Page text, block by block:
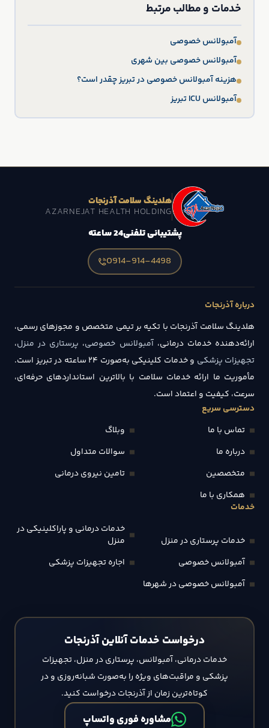
خدمات و مطالب مرتبط
آمبولانس خصوصی
آمبولانس خصوصی بین شهری
هزینه آمبولانس خصوصی در تبریز چقدر است؟
آمبولانس ICU تبریز
هلدینگ سلامت آذرنجات
AZARNEJAT HEALTH HOLDING
پشتیبانی تلفنی24 ساعته
0914-914-4498
درباره آذرنجات
هلدینگ سلامت آذرنجات با تکیه بر تیمی متخصص و مجوزهای رسمی،
ارائه‌دهنده خدمات درمانی،آمبولانس خصوصی، پرستاری در منزل،
تجهیزات پزشکی
و خدمات کلینیکی به‌صورت ۲۴ ساعته در تبریز است.
مأموریت ما ارائه خدمات سلامت با بالاترین استانداردهای حرفه‌ای،
سرعت، کیفیت و اعتماد است.
دسترسی سریع
تماس با ما
وبلاگ
درباره ما
سوالات متداول
متخصصین
تامین نیروی درمانی
همکاری با ما
خدمات
خدمات پرستاری در منزل
خدمات درمانی و پاراکلینیکی در
منزل
آمبولانس خصوصی
اجاره تجهیزات پزشکی
آمبولانس خصوصی در شهرها
درخواست خدمات آنلاین آذرنجات
خدمات درمانی، آمبولانس، پرستاری در منزل، تجهیزات
پزشکی و مراقبت‌های ویژه را به‌صورت شبانه‌روزی و در
کوتاه‌ترین زمان از آذرنجات درخواست کنید.
مشاوره فوری واتساپ